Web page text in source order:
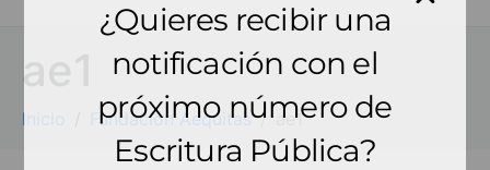
Inicio Fundación Aequitas ae1
¿Quieres recibir una
notificación con el
próximo número de
Escritura Pública?